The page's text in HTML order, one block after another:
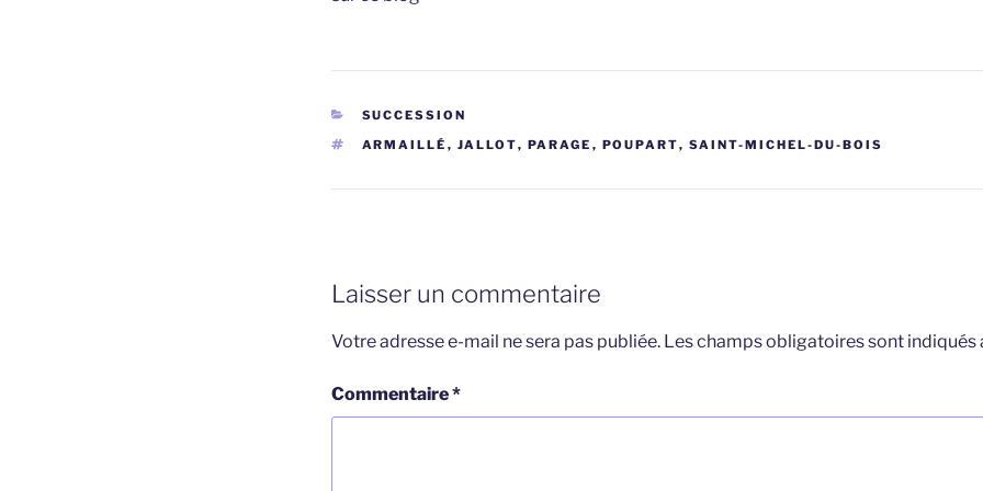
CATÉGORIES
SUCCESSION
ÉTIQUETTES
ARMAILLÉ , JALLOT, PARAGE , POUPART, SAINT-MICHEL-DU-BOIS
Laisser un commentaire
Votre adresse e-mail ne sera pas publiée. Les champs obligatoires sont indiqués
Commentaire*